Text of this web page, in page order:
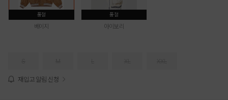
품절
베이지
품절
아이보리
재입고 알림 신청